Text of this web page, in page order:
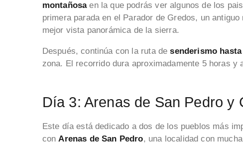
montañosaen la que podrás ver algunos de los
primera parada en el Parador de Gredos, un
mejor vista panorámica de la sierra.
Después, continúa con la ruta desenderismo
zona. El recorrido dura aproximadamente 5 horas
Día 3: Arenas de San Pedro y
Este día está dedicado a dos de los pueblos más
conArenas de San Pedro, una localidad con